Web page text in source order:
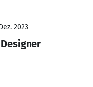
2023